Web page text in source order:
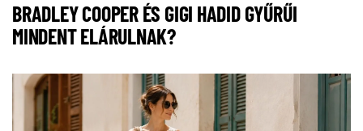
BRADLEY COOPER ÉS GIGI HADID GYŰRŰI
MINDENT ELÁRULNAK?